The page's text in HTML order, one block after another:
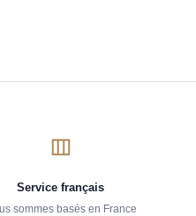
Service français
sommes basés en France